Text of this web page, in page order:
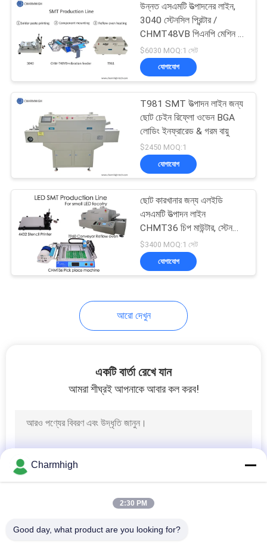
উন্নত এসএমটি উত্পাদনের লাইন,
3040 স্টেনসিল প্রিন্টার /
CHMT48VB পিএনপি মেশিন /
রিফ্লো ওভেন T961
$6030 MOQ:1 সেট
যোগাযোগ
T981 SMT উত্পাদন লাইন জন্য
ছোট চেইন রিফ্লো ওভেন BGA
লোডিং ইনফ্রারেড & গরম বায়ু
$2450 MOQ:1
যোগাযোগ
ছোট কারখানার জন্য এলইডি
এসএমটি উত্পাদন লাইন
CHMT36 চিপ মাউন্টার, স্টেনসিল
প্রিন্টার, রিফ্লো ওভেন T960,
$3400 MOQ:1 সেট
যোগাযোগ
আরো দেখুন
একটি বার্তা রেখে যান
আমরা শীঘ্রই আপনাকে আবার কল করব!
Charmhigh
2:30 PM
Good day, what product are you looking for?